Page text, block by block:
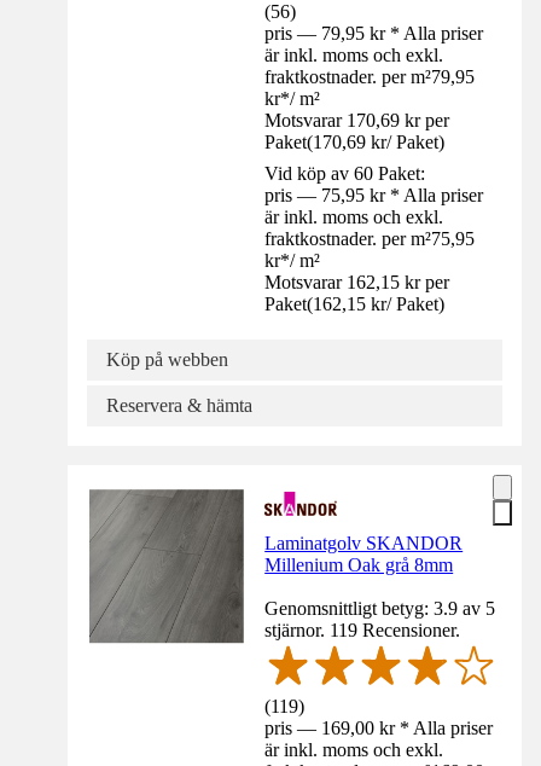
(56)
pris — 79,95 kr * Alla priser
är inkl. moms och exkl.
fraktkostnader. per m²79,95
kr*/ m²
Motsvarar 170,69 kr per
Paket(170,69 kr/ Paket)
Vid köp av 60 Paket:
pris — 75,95 kr * Alla priser
är inkl. moms och exkl.
fraktkostnader. per m²75,95
kr*/ m²
Motsvarar 162,15 kr per
Paket(162,15 kr/ Paket)
Köp på webben
Reservera & hämta
Laminatgolv SKANDOR
Millenium Oak grå 8mm
Genomsnittligt betyg: 3.9 av 5
stjärnor. 119 Recensioner.
(119)
pris — 169,00 kr * Alla priser
är inkl. moms och exkl.